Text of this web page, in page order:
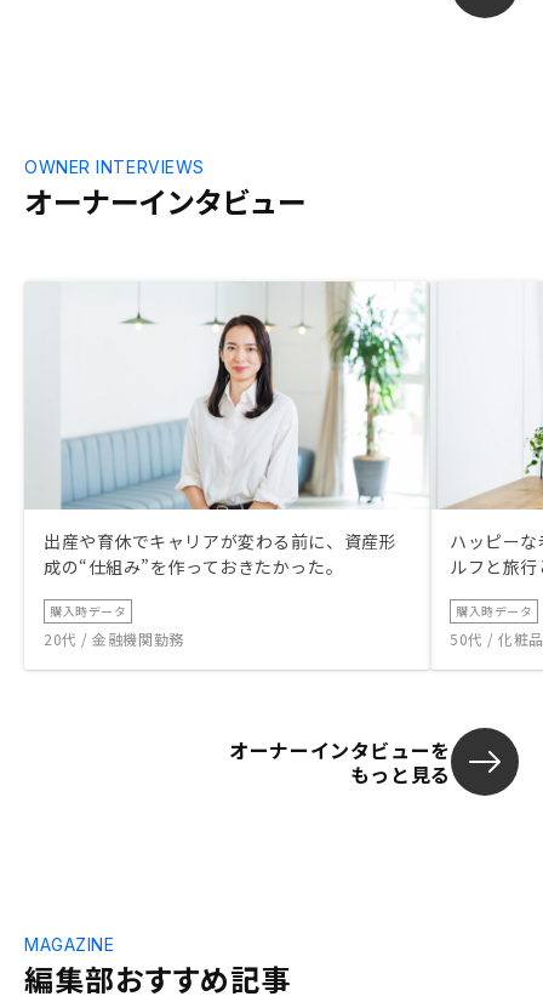
オーナーインタビュー
OWNER INTERVIEWS
出産や育休でキャリアが変わる前に、資産形
成の“仕組み”を作っておきたかった。
購入時データ
20代 / 金融機関勤務
ハッピー
ルフと旅
購入時データ
50代 / 化粧
オーナーインタビューを
もっと見る
編集部おすすめ記事
MAGAZINE